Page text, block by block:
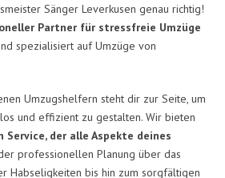
Sänger Leverkusen genau richtig!
Partner für stressfreie Umzüge
spezialisiert auf Umzüge von
Umzugshelfern steht dir zur Seite, um
und effizient zu gestalten. Wir bieten
Service, der alle Aspekte deines
professionellen Planung über das
Habseligkeiten bis hin zum sorgfältigen